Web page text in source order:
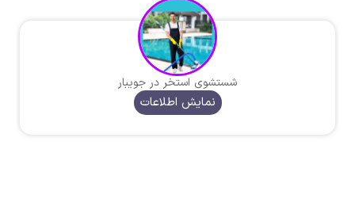
شستشوی استخر در جویبار
نمایش اطلاعات